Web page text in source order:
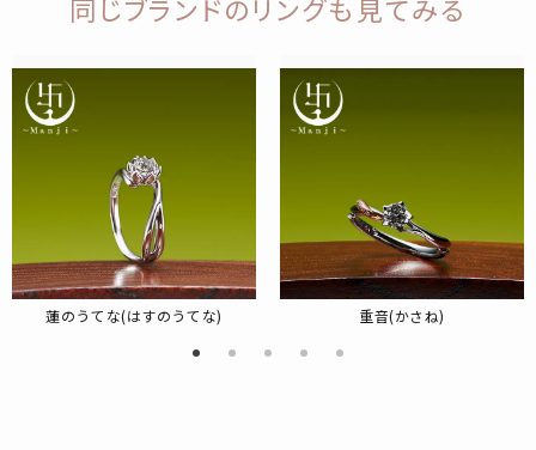
同じブランドのリングも見てみる
蓮のうてな(はすのうてな) 重音(かさね)